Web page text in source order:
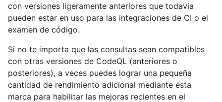
con versiones ligeramente anteriores que todavía
pueden estar en uso para las integraciones de CI o el
examen de código.
Si no te importa que las consultas sean compatibles
con otras versiones de CodeQL (anteriores o
posteriores), a veces puedes lograr una pequeña
cantidad de rendimiento adicional mediante esta
marca para habilitar las mejoras recientes en el